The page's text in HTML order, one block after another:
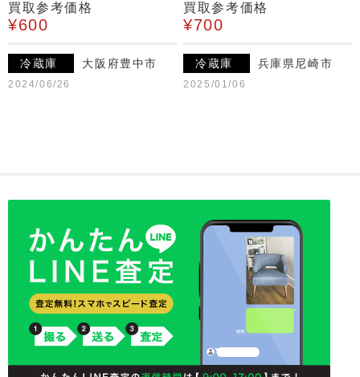
買取参考価格
¥600
冷蔵庫 大阪府豊中市
2024/06/26
買取参考価格
¥700
冷蔵庫 兵庫県尼崎市
2025/01/06